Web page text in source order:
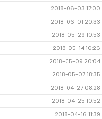
2018-06-03 17:00
2018-06-01 20:33
2018-05-29 10:53
2018-05-14 16:26
2018-05-09 20:04
2018-05-07 18:35
2018-04-27 08:28
2018-04-25 10:52
2018-04-16 11:39